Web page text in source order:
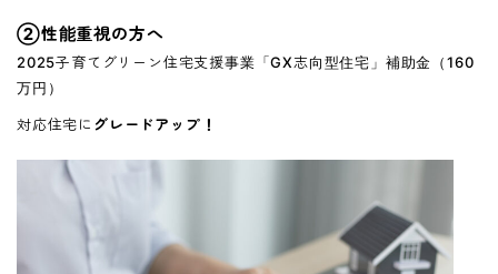
②性能重視の方へ
2025子育てグリーン住宅支援事業「GX志向型住宅」補助金（160
万円）
対応住宅に グレードアップ！